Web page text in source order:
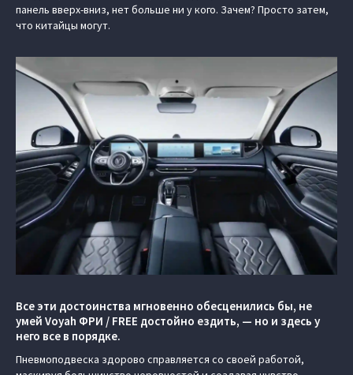
панель вверх-вниз, нет больше ни у кого. Зачем? Просто затем,
что китайцы могут.
Все эти достоинства мгновенно обесценились бы, не
умей Voyah ФРИ / FREE достойно ездить, — но и здесь у
него все в порядке.
Пневмоподвеска здорово справляется со своей работой,